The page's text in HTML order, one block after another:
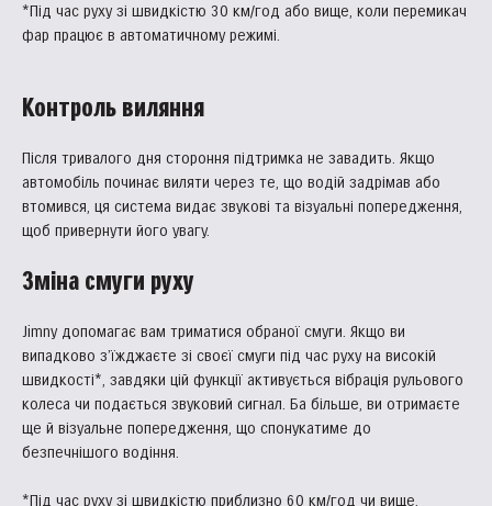
*Під час руху зі швидкістю 30 км/год або вище, коли перемикач
фар працює в автоматичному режимі.
Контроль виляння
Після тривалого дня стороння підтримка не завадить. Якщо
автомобіль починає виляти через те, що водій задрімав або
втомився, ця система видає звукові та візуальні попередження,
щоб привернути його увагу.
Зміна смуги руху
Jimny допомагає вам триматися обраної смуги. Якщо ви
випадково з’їжджаєте зі своєї смуги під час руху на високій
швидкості*, завдяки цій функції активується вібрація рульового
колеса чи подається звуковий сигнал. Ба більше, ви отримаєте
ще й візуальне попередження, що спонукатиме до
безпечнішого водіння.
*Під час руху зі швидкістю приблизно 60 км/год чи вище.